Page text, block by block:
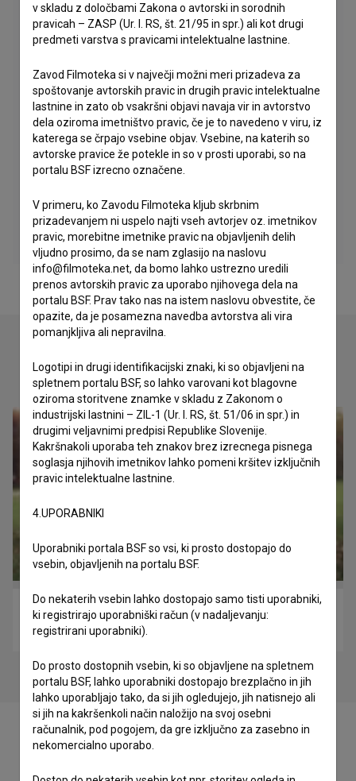
Oglejte si
Dan ljubezni: Epizoda 1 (2009)
v skladu z določbami Zakona o avtorski in sorodnih
pravicah – ZASP (Ur. l. RS, št. 21/95 in spr.) ali kot drugi
predmeti varstva s pravicami intelektualne lastnine.
Zavod Filmoteka si v največji možni meri prizadeva za
spoštovanje avtorskih pravic in drugih pravic intelektualne
lastnine in zato ob vsakršni objavi navaja vir in avtorstvo
dela oziroma imetništvo pravic, če je to navedeno v viru, iz
katerega se črpajo vsebine objav. Vsebine, na katerih so
avtorske pravice že potekle in so v prosti uporabi, so na
portalu BSF izrecno označene.
V primeru, ko Zavodu Filmoteka kljub skrbnim
prizadevanjem ni uspelo najti vseh avtorjev oz. imetnikov
pravic, morebitne imetnike pravic na objavljenih delih
vljudno prosimo, da se nam zglasijo na naslovu
info@filmoteka.net, da bomo lahko ustrezno uredili
prenos avtorskih pravic za uporabo njihovega dela na
portalu BSF. Prav tako nas na istem naslovu obvestite, če
opazite, da je posamezna navedba avtorstva ali vira
pomanjkljiva ali nepravilna.
Logotipi in drugi identifikacijski znaki, ki so objavljeni na
spletnem portalu BSF, so lahko varovani kot blagovne
oziroma storitvene znamke v skladu z Zakonom o
industrijski lastnini – ZIL-1 (Ur. l. RS, št. 51/06 in spr.) in
drugimi veljavnimi predpisi Republike Slovenije.
Kakršnakoli uporaba teh znakov brez izrecnega pisnega
soglasja njihovih imetnikov lahko pomeni kršitev izključnih
pravic intelektualne lastnine.
4.UPORABNIKI
Uporabniki portala BSF so vsi, ki prosto dostopajo do
vsebin, objavljenih na portalu BSF.
Do nekaterih vsebin lahko dostopajo samo tisti uporabniki,
ki registrirajo uporabniški račun (v nadaljevanju:
registrirani uporabniki).
Do prosto dostopnih vsebin, ki so objavljene na spletnem
portalu BSF, lahko uporabniki dostopajo brezplačno in jih
lahko uporabljajo tako, da si jih ogledujejo, jih natisnejo ali
si jih na kakršenkoli način naložijo na svoj osebni
računalnik, pod pogojem, da gre izključno za zasebno in
nekomercialno uporabo.